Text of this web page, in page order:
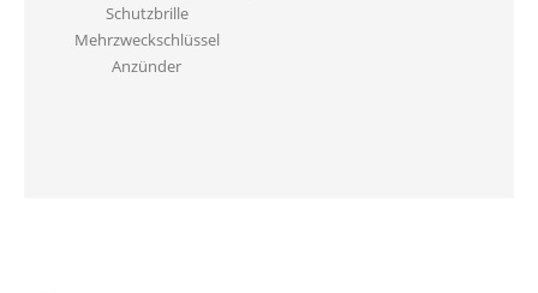
Schutzbrille
Mehrzweckschlüssel
Anzünder